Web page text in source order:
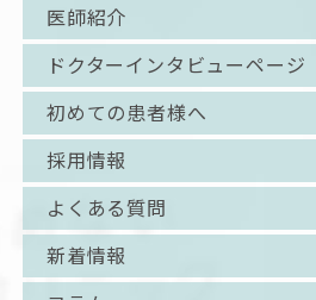
医師紹介
ドクターインタビューページ
初めての患者様へ
採用情報
よくある質問
新着情報